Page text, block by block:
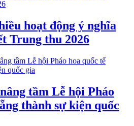
hoạt động ý nghĩa
Trung thu 2026
tầm Lễ hội Pháo
thành sự kiện quốc